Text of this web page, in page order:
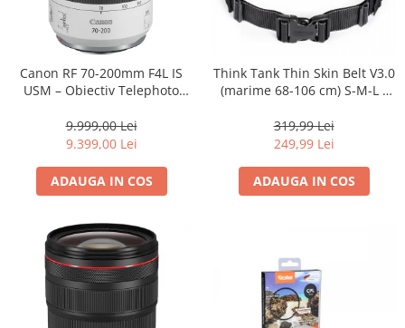
Canon RF 70-200mm F4L IS
USM – Obiectiv Telephoto
9.999,00 Lei
9.399,00 Lei
ADAUGA IN COS
Think Tank Thin Skin Belt V3.0
(marime 68-106 cm) S-M-L -
319,99 Lei
249,99 Lei
ADAUGA IN COS